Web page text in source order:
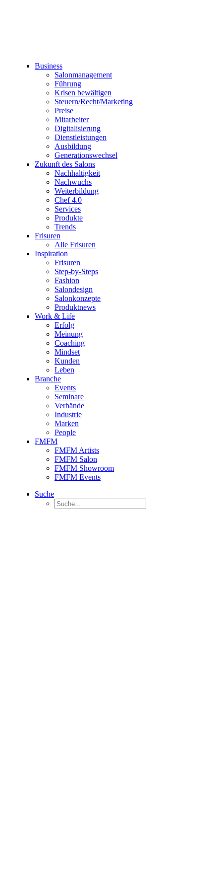
Business
Salonmanagement
Führung
Krisen bewältigen
Steuern/Recht/Marketing
Preise
Mitarbeiter
Digitalisierung
Dienstleistungen
Ausbildung
Generationswechsel
Zukunft des Salons
Nachhaltigkeit
Nachwuchs
Weiterbildung
Chef 4.0
Services
Produkte
Trends
Frisuren
Alle Frisuren
Inspiration
Frisuren
Step-by-Steps
Fashion
Salondesign
Salonkonzepte
Produktnews
Work & Life
Erfolg
Meinung
Coaching
Mindset
Kunden
Leben
Branche
Events
Seminare
Verbände
Industrie
Marken
People
FMFM
FMFM Artists
FMFM Salon
FMFM Showroom
FMFM Events
Suche